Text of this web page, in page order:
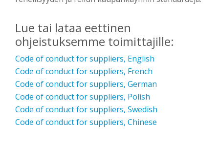
Lue tai lataa eettinen
ohjeistuksemme toimittajille:
Code of conduct for suppliers, English
Code of conduct for suppliers, French
Code of conduct for suppliers, German
Code of conduct for suppliers, Polish
Code of conduct for suppliers, Swedish
Code of conduct for suppliers, Chinese